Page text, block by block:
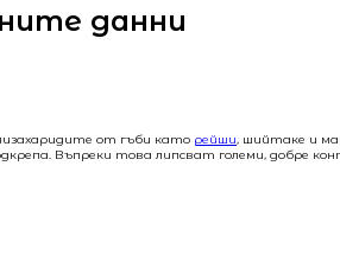
данни
от гъби като рейши, шийтаке и
Въпреки това липсват големи, добре